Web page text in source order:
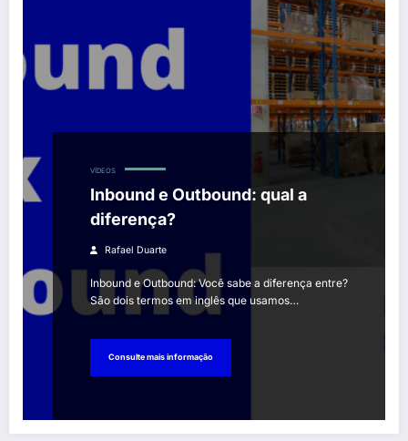
VÍDEOS
Inbound e Outbound: qual a
diferença?
Rafael Duarte
Inbound e Outbound: Você sabe a diferença entre?
São dois termos em inglês que usamos…
Consulte mais informação